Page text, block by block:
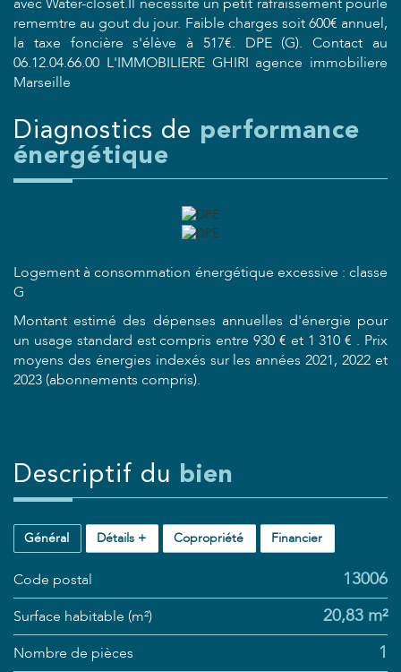
rememtre au gout du jour. Faible charges soit 600€ annuel,
la taxe foncière s'élève à 517€. DPE (G). Contact au
06.12.04.66.00 L'IMMOBILIERE GHIRI agence immobiliere
Marseille
diagnostics de performance
énergétique
Logement à consommation énergétique excessive : classe
G
Montant estimé des dépenses annuelles d'énergie pour
un usage standard est compris entre 930 € et 1 310 € . Prix
moyens des énergies indexés sur les années 2021, 2022 et
2023 (abonnements compris).
descriptif du bien
Général Détails + Copropriété Financier
Code postal 13006
Surface habitable (m²) 20,83 m²
Nombre de pièces 1